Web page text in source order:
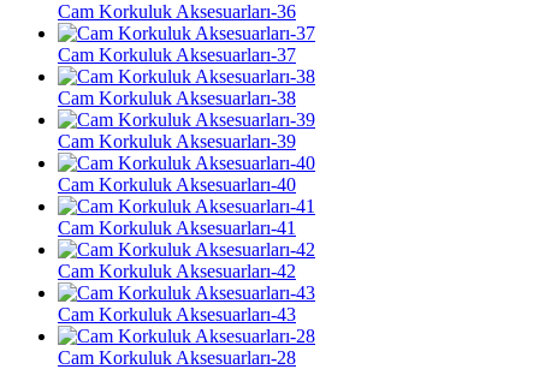
Cam Korkuluk Aksesuarları-36
Cam Korkuluk Aksesuarları-37
Cam Korkuluk Aksesuarları-38
Cam Korkuluk Aksesuarları-39
Cam Korkuluk Aksesuarları-40
Cam Korkuluk Aksesuarları-41
Cam Korkuluk Aksesuarları-42
Cam Korkuluk Aksesuarları-43
Cam Korkuluk Aksesuarları-28